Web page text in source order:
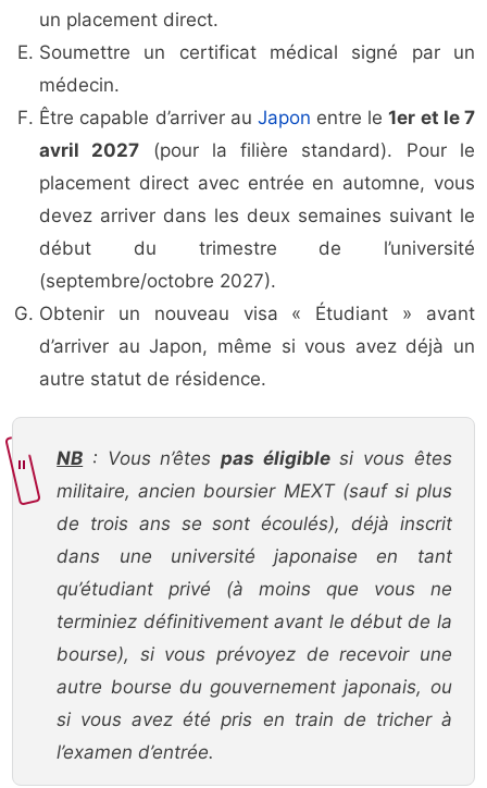
un placement direct.
Soumettre un certificat médical signé par un
médecin.
Être capable d’arriver au Japon entre le1er et le 7
avril 2027 (pour la filière standard). Pour le
placement direct avec entrée en automne, vous
devez arriver dans les deux semaines suivant le
début du trimestre de l’université
(septembre/octobre 2027).
Obtenir un nouveau visa « Étudiant » avant
d’arriver au Japon, même si vous avez déjà un
autre statut de résidence.
NB : Vous n’êtes pas éligiblesi vous êtes
militaire, ancien boursier MEXT (sauf si plus
de trois ans se sont écoulés), déjà inscrit
dans une université japonaise en tant
qu’étudiant privé (à moins que vous ne
terminiez définitivement avant le début de la
bourse), si vous prévoyez de recevoir une
autre bourse du gouvernement japonais, ou
si vous avez été pris en train de tricher à
l’examen d’entrée.